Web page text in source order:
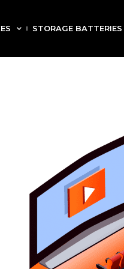
STORAGE BATTERIES